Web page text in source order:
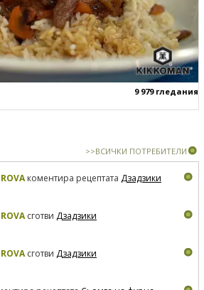
9 979 гледания
>>ВСИЧКИ ПОТРЕБИТЕЛИ
коментира рецептата Дзадзики
сготви Дзадзики
сготви Дзадзики